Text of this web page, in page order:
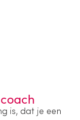
is, dat je een